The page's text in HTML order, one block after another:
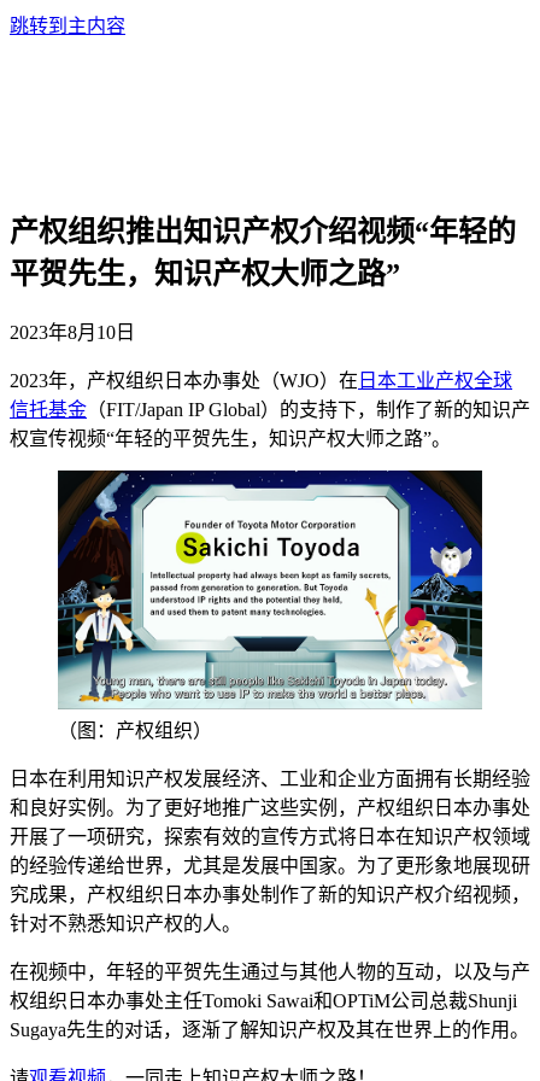
跳转到主内容
产权组织推出知识产权介绍视频“年轻的
平贺先生，知识产权大师之路”
2023年8月10日
2023年，产权组织日本办事处（WJO）在 日本工业产权全球
信托基金 （FIT/Japan IP Global）的支持下，制作了新的知识产
权宣传视频“年轻的平贺先生，知识产权大师之路”。
（图：产权组织）
日本在利用知识产权发展经济、工业和企业方面拥有长期经验
和良好实例。为了更好地推广这些实例，产权组织日本办事处
开展了一项研究，探索有效的宣传方式将日本在知识产权领域
的经验传递给世界，尤其是发展中国家。为了更形象地展现研
究成果，产权组织日本办事处制作了新的知识产权介绍视频，
针对不熟悉知识产权的人。
在视频中，年轻的平贺先生通过与其他人物的互动，以及与产
权组织日本办事处主任Tomoki Sawai和OPTiM公司总裁Shunji
Sugaya先生的对话，逐渐了解知识产权及其在世界上的作用。